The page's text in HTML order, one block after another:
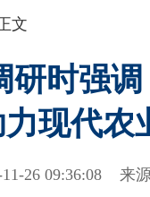
南、青岛三城联合
三届常委会第二十
章”获得者丨“炼油
会主义现代化强国
结束第十七轮争夺
在重新“耕种”中原
十条硬核举措出炉
文
研时强
现代农
11-26 09:36:08 来